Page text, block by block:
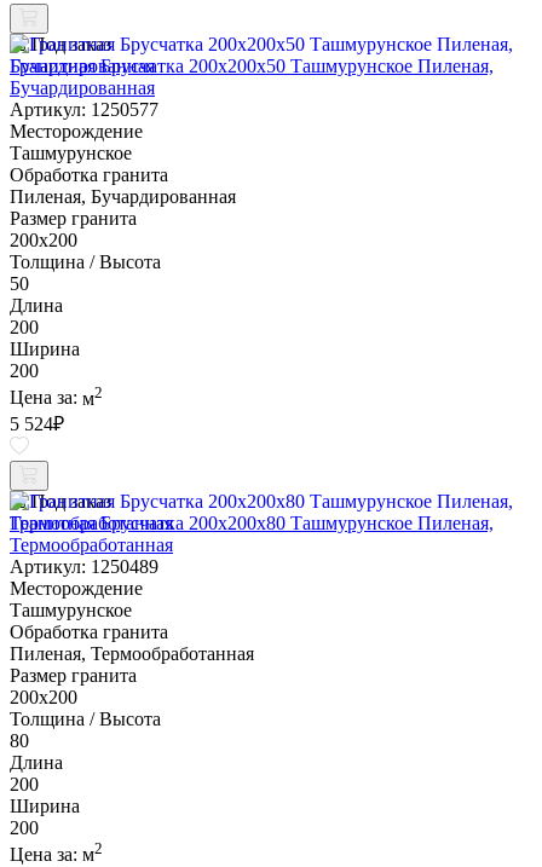
Под заказ
Гранитная Брусчатка 200х200x50 Ташмурунское Пиленая,
Бучардированная
Артикул: 1250577
Месторождение
Ташмурунское
Обработка гранита
Пиленая, Бучардированная
Размер гранита
200х200
Толщина / Высота
50
Длина
200
Ширина
200
Цена за: м2
5 524₽
Под заказ
Гранитная Брусчатка 200х200x80 Ташмурунское Пиленая,
Термообработанная
Артикул: 1250489
Месторождение
Ташмурунское
Обработка гранита
Пиленая, Термообработанная
Размер гранита
200х200
Толщина / Высота
80
Длина
200
Ширина
200
Цена за: м2